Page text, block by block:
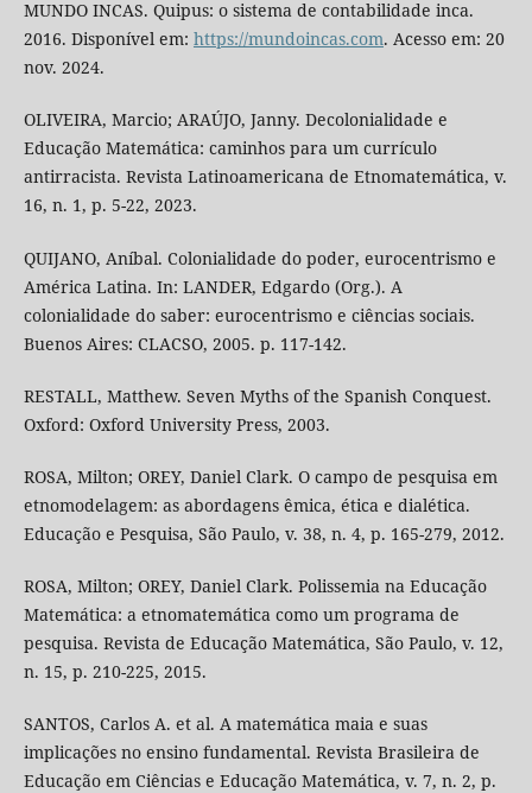
MUNDO INCAS. Quipus: o sistema de contabilidade inca.
2016. Disponível em: https://mundoincas.com. Acesso em: 20
nov. 2024.
OLIVEIRA, Marcio; ARAÚJO, Janny. Decolonialidade e
Educação Matemática: caminhos para um currículo
antirracista. Revista Latinoamericana de Etnomatemática, v.
16, n. 1, p. 5-22, 2023.
QUIJANO, Aníbal. Colonialidade do poder, eurocentrismo e
América Latina. In: LANDER, Edgardo (Org.). A
colonialidade do saber: eurocentrismo e ciências sociais.
Buenos Aires: CLACSO, 2005. p. 117-142.
RESTALL, Matthew. Seven Myths of the Spanish Conquest.
Oxford: Oxford University Press, 2003.
ROSA, Milton; OREY, Daniel Clark. O campo de pesquisa em
etnomodelagem: as abordagens êmica, ética e dialética.
Educação e Pesquisa, São Paulo, v. 38, n. 4, p. 165-279, 2012.
ROSA, Milton; OREY, Daniel Clark. Polissemia na Educação
Matemática: a etnomatemática como um programa de
pesquisa. Revista de Educação Matemática, São Paulo, v. 12,
n. 15, p. 210-225, 2015.
SANTOS, Carlos A. et al. A matemática maia e suas
implicações no ensino fundamental. Revista Brasileira de
Educação em Ciências e Educação Matemática, v. 7, n. 2, p.